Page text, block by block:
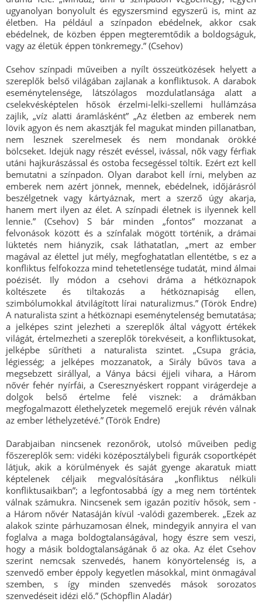
ugyanolyan bonyolult és egyszersmind egyszerű is, mint az
életben. Ha például a színpadon ebédelnek, akkor csak
ebédelnek, de közben éppen megteremtődik a boldogságuk,
vagy az életük éppen tönkremegy.” (Csehov)
Csehov színpadi műveiben a nyílt összeütközések helyett a
szereplők belső világában zajlanak a konfliktusok. A darabok
eseménytelensége, látszólagos mozdulatlansága alatt a
cselekvésképtelen hősök érzelmi-lelki-szellemi hullámzása
zajlik, „víz alatti áramlásként” „Az életben az emberek nem
lövik agyon és nem akasztják fel magukat minden pillanatban,
nem lesznek szerelmesek és nem mondanak örökké
bölcseket. Idejük nagy részét evéssel, ivással, nők vagy férfiak
utáni hajkurászással és ostoba fecsegéssel töltik. Ezért ezt kell
bemutatni a színpadon. Olyan darabot kell írni, melyben az
emberek nem azért jönnek, mennek, ebédelnek, időjárásról
beszélgetnek vagy kártyáznak, mert a szerző úgy akarja,
hanem mert ilyen az élet. A színpadi életnek is ilyennek kell
lennie.” (Csehov) S bár minden „fontos” mozzanat a
felvonások között és a színfalak mögött történik, a drámai
lüktetés nem hiányzik, csak láthatatlan, „mert az ember
magával az élettel jut mély, megfoghatatlan ellentétbe, s ez a
konfliktus felfokozza mind tehetetlensége tudatát, mind álmai
poézisét. Ily módon a csehovi dráma a hétköznapok
költészete és tiltakozás a hétköznapiság ellen,
szimbólumokkal átvilágított lírai naturalizmus.” (Török Endre)
A naturalista szint a hétköznapi eseménytelenség bemutatása;
a jelképes szint jelezheti a szereplők által vágyott értékek
világát, értelmezheti a szereplők törekvéseit, a konfliktusokat,
jelképbe sűrítheti a naturalista szintet. „Csupa grácia,
légiesség; a jelképes mozzanatok, a Sirály bűvös tava a
megsebzett sirállyal, a Ványa bácsi éjjeli vihara, a Három
nővér fehér nyírfái, a Cseresznyéskert roppant virágerdeje a
dolgok belső értelme felé visznek: a drámákban
megfogalmazott élethelyzetek megemelő erejük révén válnak
az ember léthelyzetévé.” (Török Endre)
Darabjaiban nincsenek rezonőrök, utolsó műveiben pedig
főszereplők sem: vidéki középosztálybeli figurák csoportképét
látjuk, akik a körülmények és saját gyenge akaratuk miatt
képtelenek céljaik megvalósítására „konfliktus nélküli
konfliktusaikban”; a legfontosabbá így a meg nem történtek
válnak számukra. Nincsenek sem igazán pozitív hősök, sem -
a Három nővér Natasáján kívül -valódi gazemberek. „Ezek az
alakok szinte párhuzamosan élnek, mindegyik annyira el van
foglalva a maga boldogtalanságával, hogy észre sem veszi,
hogy a másik boldogtalanságának ő az oka. Az élet Csehov
szerint nemcsak szenvedés, hanem könyörtelenség is, a
szenvedő ember éppoly kegyetlen másokkal, mint önmagával
szemben, s így minden szenvedés mások sorozatos
szenvedéseit idézi elő.” (Schöpflin Aladár)